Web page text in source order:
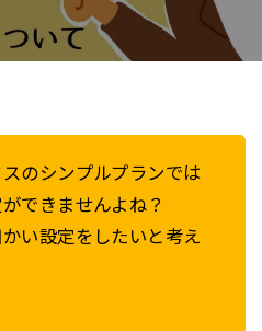
のシンプルプランでは
できませんよね？
い設定をしたいと考え